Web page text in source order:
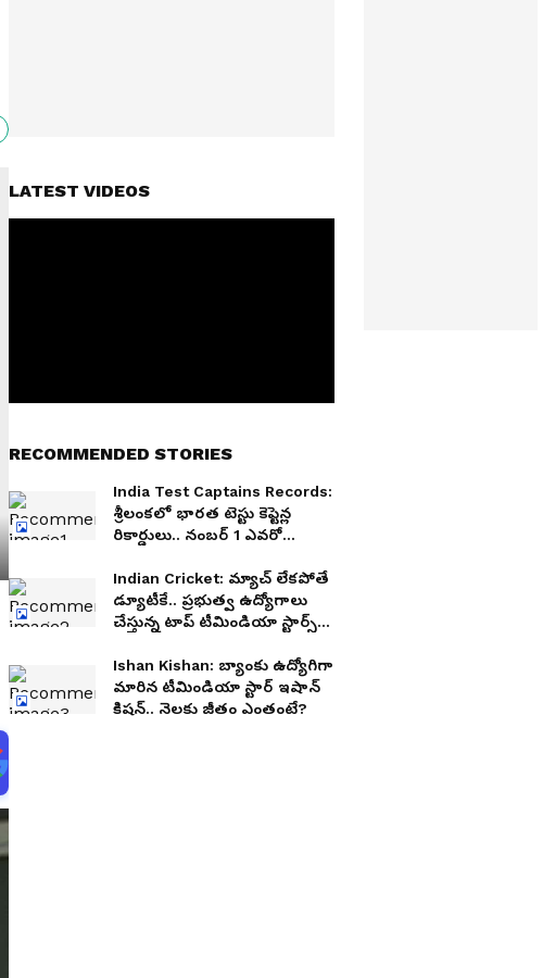
LATEST VIDEOS
RECOMMENDED STORIES
India Test Captains Records:
శ్రీలంకలో భారత టెస్టు కెప్టెన్ల
రికార్డులు.. నంబర్ 1 ఎవరో
Indian Cricket: మ్యాచ్ లేకపోతే
డ్యూటీకే.. ప్రభుత్వ ఉద్యోగాలు
చేస్తున్న టాప్ టీమిండియా స్టార్స్
Ishan Kishan: బ్యాంకు ఉద్యోగిగా
మారిన టీమిండియా స్టార్ ఇషాన్
కిషన్.. నెలకు జీతం ఎంతంటే?